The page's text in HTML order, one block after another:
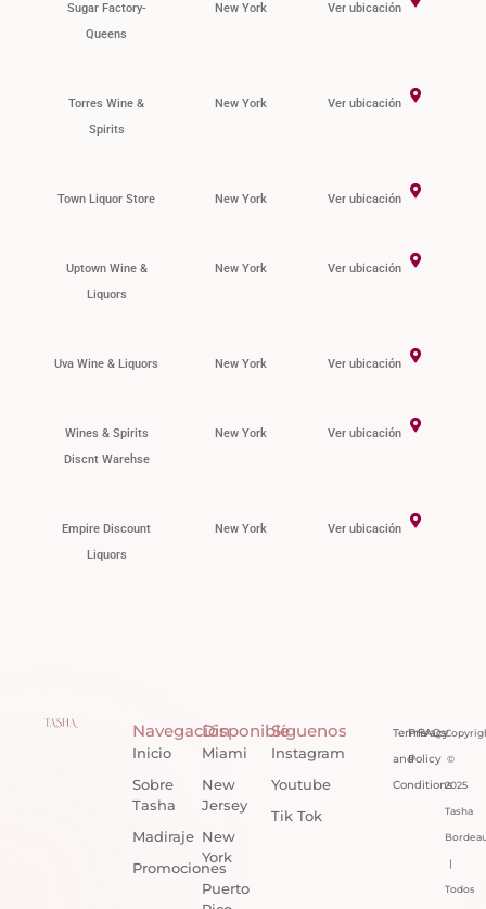
Sugar Factory-
Queens
New York Ver ubicación
Torres Wine &
Spirits
New York Ver ubicación
Town Liquor Store New York Ver ubicación
Uptown Wine &
Liquors
New York Ver ubicación
Uva Wine & Liquors New York Ver ubicación
Wines & Spirits
Discnt Warehse
New York Ver ubicación
Empire Discount
Liquors
New York Ver ubicación
Navegación
Inicio
Sobre
Tasha
Madiraje
Promociones
Disponible
Miami
New
Jersey
New
York
Puerto
Síguenos
Instagram
Youtube
Tik Tok
Terms
and
Conditions
Privacy
Policy
FAQs
©
2025
Tasha
|
Todos